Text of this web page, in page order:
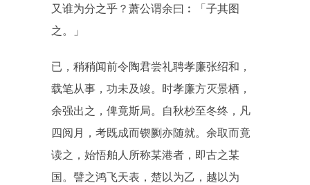
又谁为分之乎？萧公谓余曰︰「子其图
之。」
已，稍稍闻前令陶君尝礼聘孝廉张绍和，
载笔从事，功未及竣。时孝廉方灭景栖，
余强出之，俾竟斯局。自秋杪至冬终，凡
四阅月，考既成而锲劂亦随就。余取而竟
读之，始悟舶人所称某港者，即古之某
国。譬之鸿飞天表，楚以为乙，越以为